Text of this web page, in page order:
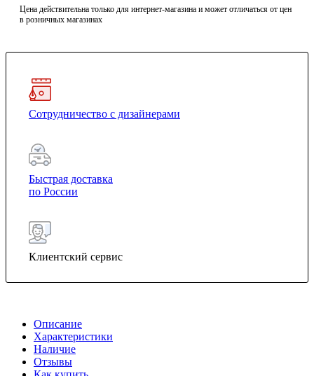
Цена действительна только для интернет-магазина и может отличаться от цен
в розничных магазинах
Сотрудничество с дизайнерами
Быстрая доставка
по России
Клиентский сервис
Описание
Характеристики
Наличие
Отзывы